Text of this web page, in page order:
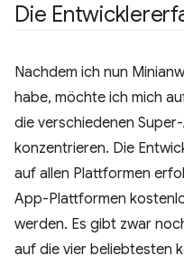
Die
Nachdem ich nun
habe, möchte ich mich
die verschiedenen
konzentrieren. Die
auf allen Plattformen
App-Plattformen
werden. Es gibt zwar
auf die vier beliebtesten